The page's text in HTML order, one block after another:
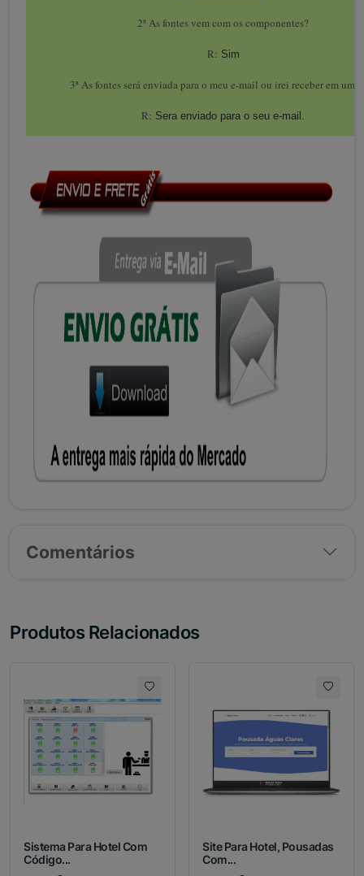
2ª As fontes vem com os componentes?
R: Sim
3ª As fontes será enviada para o meu e-mail ou irei receber em um
R: Sera enviado para o seu e-mail.
Comentários
Produtos Relacionados
Sistema Para Hotel Com
Código...
Site Para Hotel, Pousadas
Com...